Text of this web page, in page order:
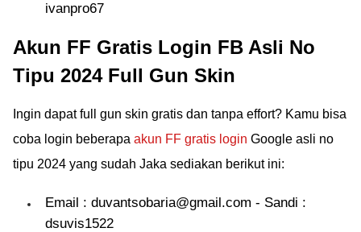
ivanpro67
Akun FF Gratis Login FB Asli No
Tipu 2024 Full Gun Skin
Ingin dapat full gun skin gratis dan tanpa effort? Kamu bisa
coba login beberapa akun FF gratis login Google asli no
tipu 2024 yang sudah Jaka sediakan berikut ini:
Email : duvantsobaria@gmail.com - Sandi :
dsuvis1522